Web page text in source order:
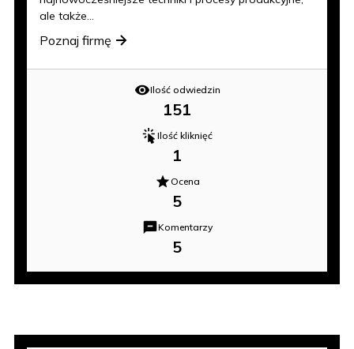
ale także...
Poznaj firmę
Ilość odwiedzin
151
Ilość kliknięć
1
Ocena
5
Komentarzy
5